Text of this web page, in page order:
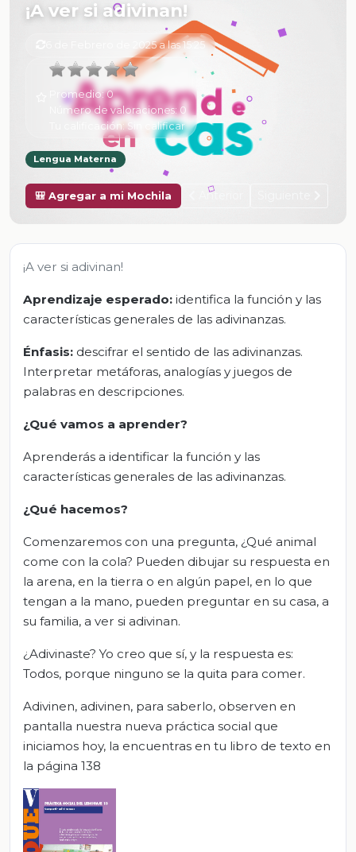
¡A ver si adivinan!
6 de Febrero de 2025 a las 15:25
Promedio:0
Número de valoraciones:0
Tu calificación:Sin calificar
Lengua Materna
🎒 Agregar a mi Mochila Anterior
¡A ver si adivinan!
Aprendizaje esperado: identifica la función y las
características generales de las adivinanzas.
Énfasis: descifrar el sentido de las adivinanzas.
Interpretar metáforas, analogías y juegos de
palabras en descripciones.
¿Qué vamos a aprender?
Aprenderás a identificar la función y las
características generales de las adivinanzas.
¿Qué hacemos?
Comenzaremos con una pregunta, ¿Qué animal
come con la cola? Pueden dibujar su respuesta en
la arena, en la tierra o en algún papel, en lo que
tengan a la mano, pueden preguntar en su casa, a
su familia, a ver si adivinan.
¿Adivinaste? Yo creo que sí, y la respuesta es:
Todos, porque ninguno se la quita para comer.
Adivinen, adivinen, para saberlo, observen en
pantalla nuestra nueva práctica social que
iniciamos hoy, la encuentras en tu libro de texto en
la página 138